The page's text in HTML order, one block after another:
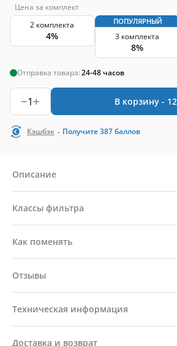
Цена за комплект
2 комплекта
4%
ПОПУЛЯРНЫЙ
3 комплекта
8%
Отправка товара:24-48 часов
1 В корзину -
Кэшбэк - Получите387баллов
Описание
Классы фильтра
Как поменять
Отзывы
Техническая информация
Доставка и возврат